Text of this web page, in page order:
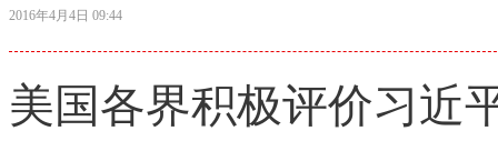
2016年4月4日 09:44
美国各界积极评价习近